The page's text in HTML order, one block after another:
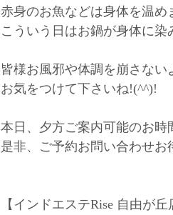
赤身のお魚などは身体を温
こういう日はお鍋が身体に
皆様お風邪や体調を崩さない
お気をつけて下さいね!(^^)!
本日、夕方ご案内可能のお時
是非、ご予約お問い合わせ
【インドエステRise 自由が丘